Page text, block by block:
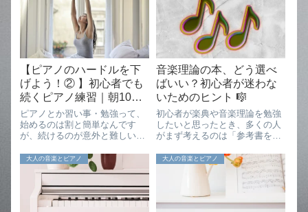
【ピアノのハードルを下
げよう！② 】初心者でも
続くピアノ練習｜朝10分
で習慣化
ピアノとか習い事・勉強って、
始めるのは割と簡単なんです
が、続けるのが意外と難しいで
し「頑張ろう」って思える。で
も、大人になると特に、突発的
な仕事が入って時間がなくなっ
てしまったり、帰るころにはも
う疲れていたり、「...
音楽理論の本、どう選べ
ばいい？初心者が迷わな
いためのヒント 🎼
初心者が楽典や音楽理論を勉強
したいと思ったとき、多くの人
がまず考えるのは「参考書を買
ょうか。実際、楽器店や大きな
本屋さんに行くと、音楽理論の
本はかなりたくさん並んでいま
す。また、クラシック系とポピ
ュラー系の本が同...
大人の音楽とピアノ 大人の音楽とピアノ